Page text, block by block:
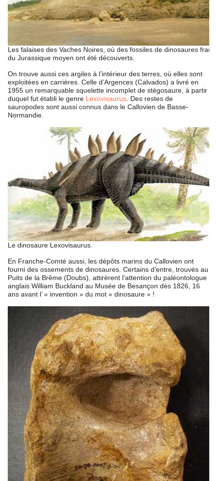
Les falaises des Vaches Noires, où des fossiles de dinosaures
du Jurassique moyen ont été découverts.
On trouve aussi ces argiles à l’intérieur des terres, où elles sont
exploitées en carrières. Celle d’Argences (Calvados) a livré en
1955 un remarquable squelette incomplet de stégosaure, à partir
duquel fut établi le genre Lexovisaurus . Des restes de
sauropodes sont aussi connus dans le Callovien de Basse-
Normandie.
Le dinosaure Lexovisaurus.
En Franche-Comté aussi, les dépôts marins du Callovien ont
fourni des ossements de dinosaures. Certains d’entre, trouvés au
Puits de la Brême (Doubs), attirèrent l’attention du paléontologue
anglais William Buckland au Musée de Besançon dès 1826, 16
ans avant l’ « invention » du mot « dinosaure » !